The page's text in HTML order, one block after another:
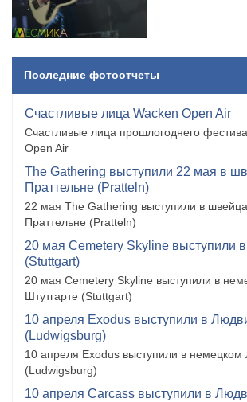
Последние фотоотчеты
Счастливые лица Wacken Open Air
Счастливые лица прошлогоднего
Open Air
The Gathering выступили 22 мая в
Праттельне (Pratteln)
22 мая The Gathering выступили в
Праттельне (Pratteln)
20 мая Cemetery Skyline выступили
(Stuttgart)
20 мая Cemetery Skyline выступили в
Штутгарте (Stuttgart)
10 апреля Exodus выступили в
(Ludwigsburg)
10 апреля Exodus выступили в немецком
(Ludwigsburg)
10 апреля Carcass выступили в